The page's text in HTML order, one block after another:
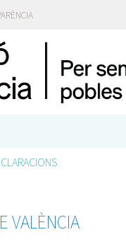
VALÈNCIA